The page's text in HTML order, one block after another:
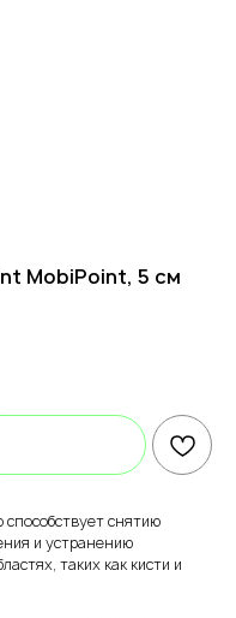
MobiPoint, 5 см
снятию
и устранению
таких как кисти и